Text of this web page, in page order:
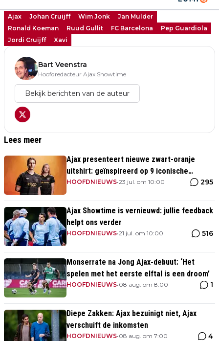
Ajax Johan Cruijff Wim Jonk
Jan Mulder
Ronald Koeman
Ruud Gullit FC Barcelona
Pep Guardiola
Jordi Cruijff
Xavi
Bart Veenstra
Hoofdredacteur Ajax Showtime
Bekijk berichten van de auteur
Lees meer
Ajax presenteert nieuwe zwart-oranje
uitshirt: geïnspireerd op 9 iconische
momenten uit clubhistorie
HOOFDNIEUWS•23 jul. om 10:00 295
Ajax Showtime is vernieuwd: jullie feedback
helpt ons verder
HOOFDNIEUWS•21 jul. om 10:00 516
Monserrate na Jong Ajax-debuut: ‘Het
spelen met het eerste elftal is een droom’
HOOFDNIEUWS•08 aug. om 8:00 1
Diepe Zakken: Ajax bezuinigt niet, Ajax
verschuift de inkomsten
HOOFDNIEUWS•08 aug. om 7:00 4